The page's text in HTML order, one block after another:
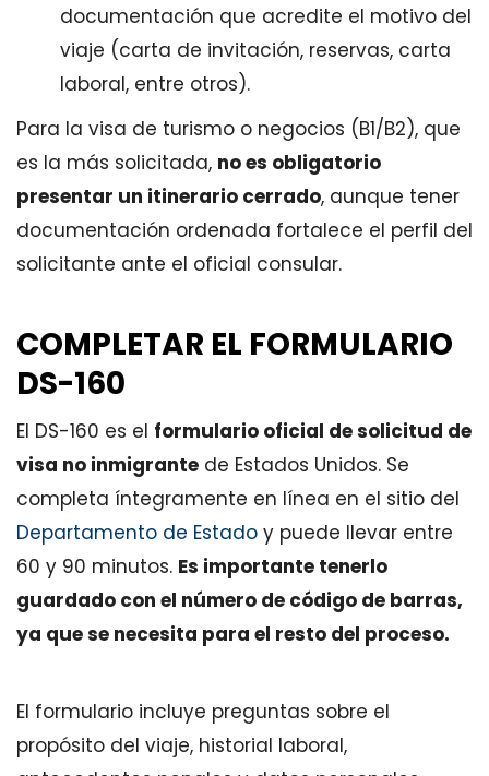
documentación que acredite el motivo del
viaje (carta de invitación, reservas, carta
laboral, entre otros).
Para la visa de turismo o negocios (B1/B2), que
es la más solicitada, no es obligatorio
presentar un itinerario cerrado, aunque tener
documentación ordenada fortalece el perfil del
solicitante ante el oficial consular.
COMPLETAR EL FORMULARIO
DS-160
El DS-160 es el formulario oficial de solicitud de
visa no inmigrante de Estados Unidos. Se
completa íntegramente en línea en el sitio del
Departamento de Estado y puede llevar entre
60 y 90 minutos. Es importante tenerlo
guardado con el número de código de barras,
ya que se necesita para el resto del proceso.
El formulario incluye preguntas sobre el
propósito del viaje, historial laboral,